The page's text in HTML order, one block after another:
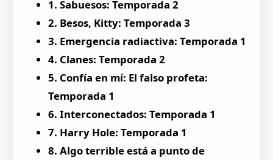
1. Sabuesos: Temporada 2
2. Besos, Kitty: Temporada 3
3. Emergencia radiactiva: Temporada 1
4. Clanes: Temporada 2
5. Confía en mí: El falso profeta:
Temporada 1
6. Interconectados: Temporada 1
7. Harry Hole: Temporada 1
8. Algo terrible está a punto de